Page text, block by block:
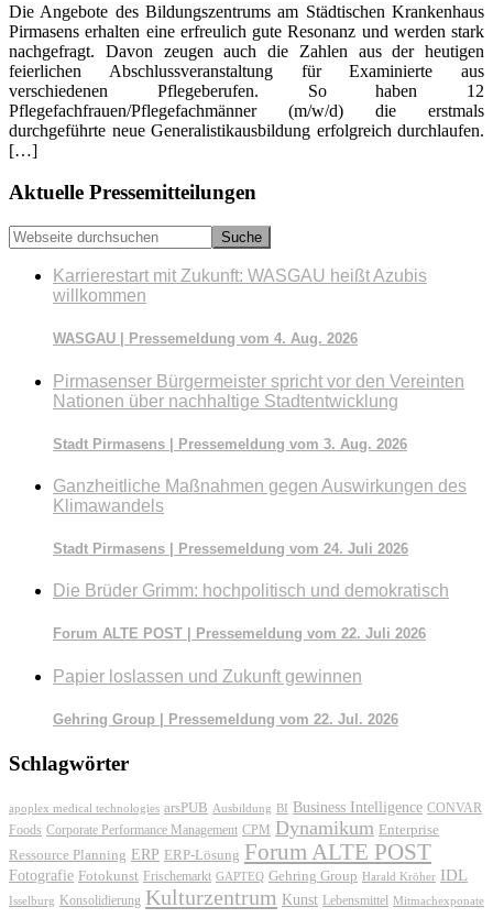
Die Angebote des Bildungszentrums am Städtischen Krankenhaus
Pirmasens erhalten eine erfreulich gute Resonanz und werden stark
nachgefragt. Davon zeugen auch die Zahlen aus der heutigen
feierlichen Abschlussveranstaltung für Examinierte aus
verschiedenen Pflegeberufen. So haben 12
Pflegefachfrauen/Pflegefachmänner (m/w/d) die erstmals
durchgeführte neue Generalistikausbildung erfolgreich durchlaufen.
[…]
Seitenspalte
Aktuelle Pressemitteilungen
Webseite
durchsuchen
Karrierestart mit Zukunft: WASGAU heißt Azubis
willkommen
WASGAU | Pressemeldung vom 4. Aug. 2026
Pirmasenser Bürgermeister spricht vor den Vereinten
Nationen über nachhaltige Stadtentwicklung
Stadt Pirmasens | Pressemeldung vom 3. Aug. 2026
Ganzheitliche Maßnahmen gegen Auswirkungen des
Klimawandels
Stadt Pirmasens | Pressemeldung vom 24. Juli 2026
Die Brüder Grimm: hochpolitisch und demokratisch
Forum ALTE POST | Pressemeldung vom 22. Juli 2026
Papier loslassen und Zukunft gewinnen
Gehring Group | Pressemeldung vom 22. Jul. 2026
Schlagwörter
apoplex medical technologies arsPUB Ausbildung BI Business Intelligence CONVAR
Foods Corporate Performance Management CPM Dynamikum Enterprise
Ressource Planning ERP ERP-Lösung Forum ALTE POST
Fotografie Fotokunst Frischemarkt GAPTEQ Gehring Group Harald Kröher IDL
Isselburg Konsolidierung Kulturzentrum Kunst Lebensmittel Mitmachexponate